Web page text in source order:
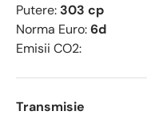
Putere: 303 cp
Norma Euro:6d
Emisii CO2:
Transmisie